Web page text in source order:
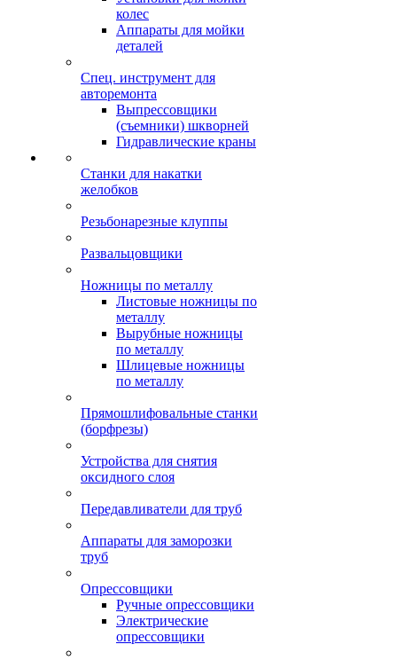
колес
Аппараты для мойки
деталей
Спец. инструмент для
авторемонта
Выпрессовщики
(съемники) шкворней
Гидравлические краны
Станки для накатки
желобков
Резьбонарезные клуппы
Развальцовщики
Ножницы по металлу
Листовые ножницы по
металлу
Вырубные ножницы
по металлу
Шлицевые ножницы
по металлу
Прямошлифовальные станки
(борфрезы)
Устройства для снятия
оксидного слоя
Передавливатели для труб
Аппараты для заморозки
труб
Опрессовщики
Ручные опрессовщики
Электрические
опрессовщики